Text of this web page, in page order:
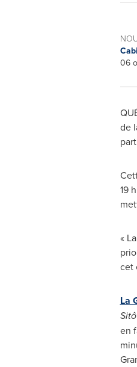
06
de
19
«
cet
La
en